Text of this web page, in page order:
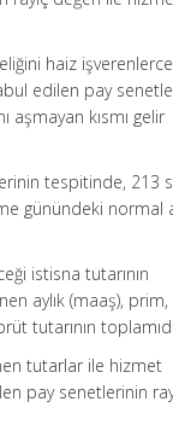
haiz işverenlerce
edilen pay
aşmayan kısmı gelir
tespitinde, 213
günündeki normal
istisna tutarının
aylık (maaş), prim,
tutarının
tutarlar ile hizmet
pay senetlerinin